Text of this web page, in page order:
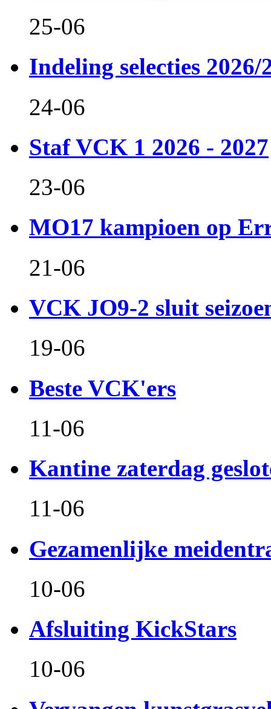
25-06
Indeling selecties 2026/
24-06
Staf VCK 1 2026 - 2027
23-06
MO17 kampioen op
21-06
VCK JO9-2 sluit
19-06
Beste VCK'ers
11-06
Kantine zaterdag
11-06
Gezamenlijke
10-06
Afsluiting KickStars
10-06